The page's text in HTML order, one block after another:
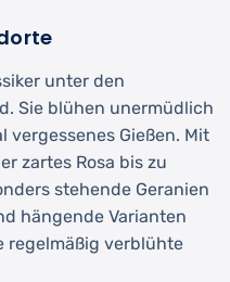
unter den
Sie blühen unermüdlich
vergessenes Gießen. Mit
zartes Rosa bis zu
stehende Geranien
hängende Varianten
regelmäßig verblühte